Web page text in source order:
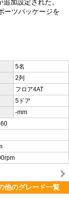
加設定された。
ーツパッケージを
5名
2列
フロア4AT
5ドア
-mm
他のグレード一覧